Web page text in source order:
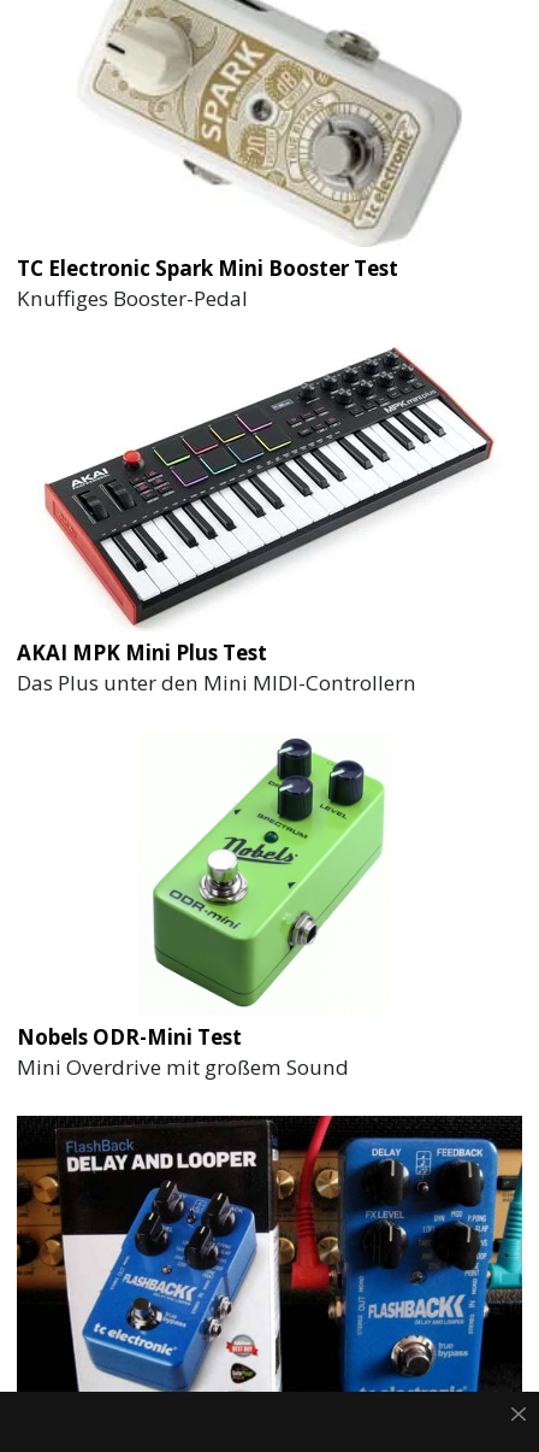
TC Electronic Spark Mini Booster Test
Knuffiges Booster-Pedal
AKAI MPK Mini Plus Test
Das Plus unter den Mini MIDI-Controllern
Nobels ODR-Mini Test
Mini Overdrive mit großem Sound